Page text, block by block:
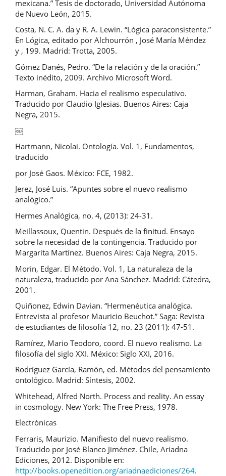
mexicana.” Tesis de doctorado, Universidad Autónoma
de Nuevo León, 2015.
Costa, N. C. A. da y R. A. Lewin. “Lógica paraconsistente.”
En Lógica, editado por Alchourrón , José María Méndez
y , 199. Madrid: Trotta, 2005.
Gómez Danés, Pedro. “De la relación y de la oración.”
Texto inédito, 2009. Archivo Microsoft Word.
Harman, Graham. Hacia el realismo especulativo.
Traducido por Claudio Iglesias. Buenos Aires: Caja
Negra, 2015.
￼
Hartmann, Nicolai. Ontología. Vol. 1, Fundamentos,
traducido
por José Gaos. México: FCE, 1982.
Jerez, José Luis. “Apuntes sobre el nuevo realismo
analógico.”
Hermes Analógica, no. 4, (2013): 24-31.
Meillassoux, Quentin. Después de la finitud. Ensayo
sobre la necesidad de la contingencia. Traducido por
Margarita Martínez. Buenos Aires: Caja Negra, 2015.
Morin, Edgar. El Método. Vol. 1, La naturaleza de la
naturaleza, traducido por Ana Sánchez. Madrid: Cátedra,
2001.
Quiñonez, Edwin Davian. “Hermenéutica analógica.
Entrevista al profesor Mauricio Beuchot.” Saga: Revista
de estudiantes de filosofía 12, no. 23 (2011): 47-51.
Ramírez, Mario Teodoro, coord. El nuevo realismo. La
filosofía del siglo XXI. México: Siglo XXI, 2016.
Rodríguez García, Ramón, ed. Métodos del pensamiento
ontológico. Madrid: Síntesis, 2002.
Whitehead, Alfred North. Process and reality. An essay
in cosmology. New York: The Free Press, 1978.
Electrónicas
Ferraris, Maurizio. Manifiesto del nuevo realismo.
Traducido por José Blanco Jiménez. Chile, Ariadna
Ediciones, 2012. Disponible en:
http://books.openedition.org/ariadnaediciones/264.